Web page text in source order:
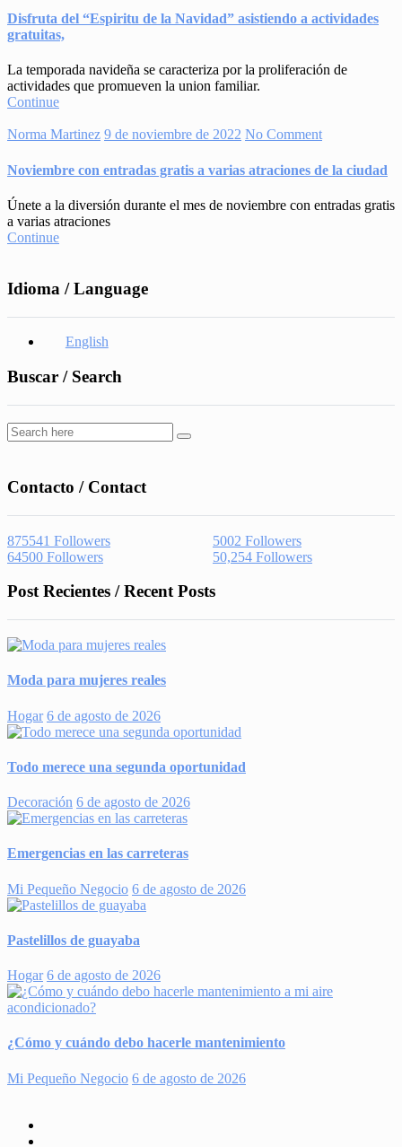
Disfruta del “Espiritu de la Navidad” asistiendo a actividades
gratuitas,
La temporada navideña se caracteriza por la proliferación de
actividades que promueven la union familiar.
Continue
Norma Martinez 9 de noviembre de 2022 No Comment
Noviembre con entradas gratis a varias atraciones de la ciudad
Únete a la diversión durante el mes de noviembre con entradas gratis
a varias atraciones
Continue
Idioma / Language
English
Buscar / Search
Contacto / Contact
875541 Followers 5002 Followers
64500 Followers 50,254 Followers
Post Recientes / Recent Posts
Moda para mujeres reales
Hogar 6 de agosto de 2026
Todo merece una segunda oportunidad
Decoración 6 de agosto de 2026
Emergencias en las carreteras
Mi Pequeño Negocio 6 de agosto de 2026
Pastelillos de guayaba
Hogar 6 de agosto de 2026
¿Cómo y cuándo debo hacerle mantenimiento
Mi Pequeño Negocio 6 de agosto de 2026